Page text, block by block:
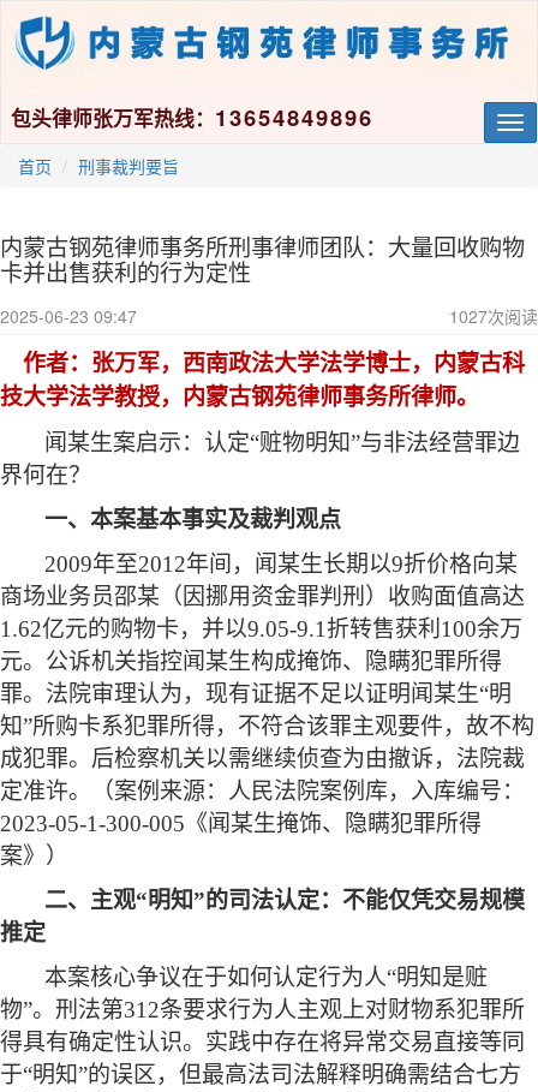
包头律师张万军热线： 13654849896
首页 刑事裁判要旨
内蒙古钢苑律师事务所刑事律师团队：大量回收购物
卡并出售获利的行为定性
2025-06-23 09:47 1027次阅读
作者：张万军，西南政法大学法学博士，内蒙古科
技大学法学教授，内蒙古钢苑律师事务所律师。
闻某生案启示：认定“赃物明知”与非法经营罪边
界何在？
一、本案基本事实及裁判观点
2009年至2012年间，闻某生长期以9折价格向某
商场业务员邵某（因挪用资金罪判刑）收购面值高达
1.62亿元的购物卡，并以9.05-9.1折转售获利100余万
元。公诉机关指控闻某生构成掩饰、隐瞒犯罪所得
罪。法院审理认为，现有证据不足以证明闻某生“明
知”所购卡系犯罪所得，不符合该罪主观要件，故不构
成犯罪。后检察机关以需继续侦查为由撤诉，法院裁
定准许。（案例来源：人民法院案例库，入库编号：
2023-05-1-300-005《闻某生掩饰、隐瞒犯罪所得
案》）
二、主观“明知”的司法认定：不能仅凭交易规模
推定
本案核心争议在于如何认定行为人“明知是赃
物”。刑法第312条要求行为人主观上对财物系犯罪所
得具有确定性认识。实践中存在将异常交易直接等同
于“明知”的误区，但最高法司法解释明确需结合七方